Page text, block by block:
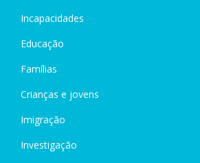
Incapacidades
Educação
Famílias
Crianças e jovens
Imigração
Investigação